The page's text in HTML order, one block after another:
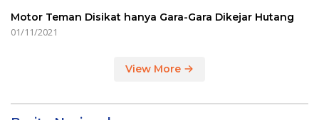
Motor Teman Disikat hanya Gara-Gara Dikejar Hutang
01/11/2021
View More